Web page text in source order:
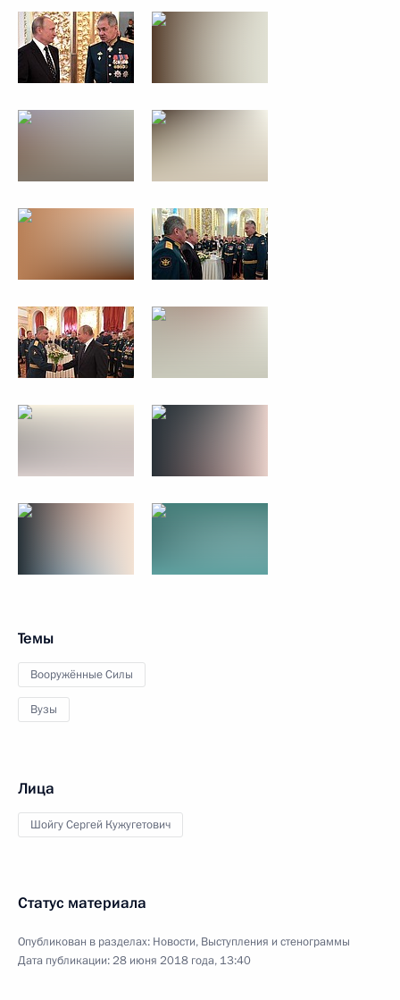
Темы
Вооружённые Силы
Вузы
Лица
Шойгу Сергей Кужугетович
Статус материала
Опубликован в разделах: Новости, Выступления и стенограммы
Дата публикации:28 июня 2018 года, 13:40